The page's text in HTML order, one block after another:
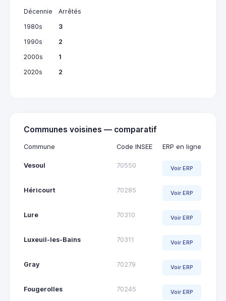
Décennie
Arrêtés
1980s
3
1990s
2
2000s
1
2020s
2
Communes voisines — comparatif
Commune Code INSEE ERP en ligne
Vesoul 70550 Voir ERP
Héricourt 70285 Voir ERP
Lure 70310 Voir ERP
Luxeuil-les-Bains 70311 Voir ERP
Gray 70279 Voir ERP
Fougerolles 70245 Voir ERP